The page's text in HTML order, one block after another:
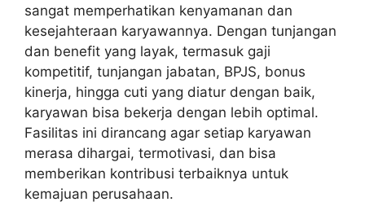
sangat memperhatikan kenyamanan dan
kesejahteraan karyawannya. Dengan tunjangan
dan benefit yang layak, termasuk gaji
kompetitif, tunjangan jabatan, BPJS, bonus
kinerja, hingga cuti yang diatur dengan baik,
karyawan bisa bekerja dengan lebih optimal.
Fasilitas ini dirancang agar setiap karyawan
merasa dihargai, termotivasi, dan bisa
memberikan kontribusi terbaiknya untuk
kemajuan perusahaan.